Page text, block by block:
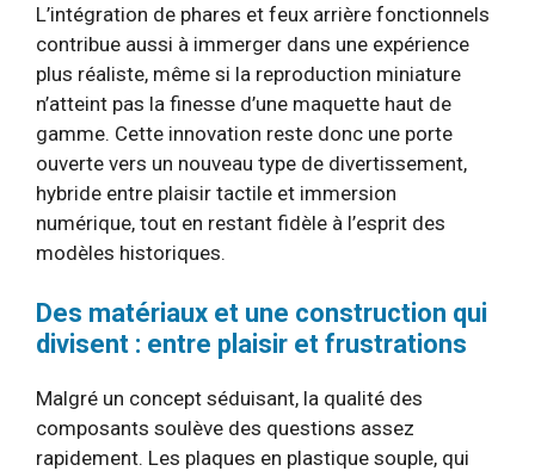
L’intégration de phares et feux arrière fonctionnels
contribue aussi à immerger dans une expérience
plus réaliste, même si la reproduction miniature
n’atteint pas la finesse d’une maquette haut de
gamme. Cette innovation reste donc une porte
ouverte vers un nouveau type de divertissement,
hybride entre plaisir tactile et immersion
numérique, tout en restant fidèle à l’esprit des
modèles historiques.
Des matériaux et une construction qui
divisent : entre plaisir et frustrations
Malgré un concept séduisant, la qualité des
composants soulève des questions assez
rapidement. Les plaques en plastique souple, qui